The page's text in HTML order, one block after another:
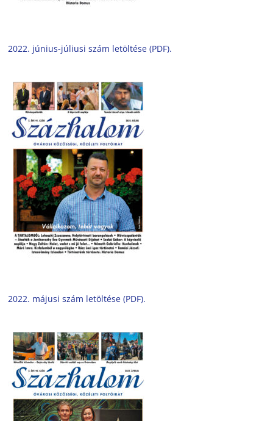
2022. június-júliusi szám letöltése (PDF).
2022. májusi szám letöltése (PDF).